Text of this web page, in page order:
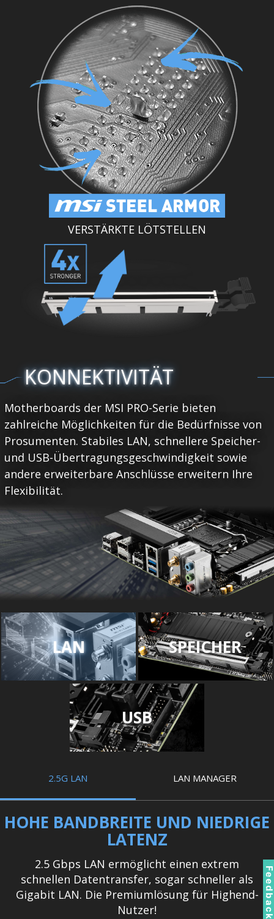
VERSTÄRKTE LÖTSTELLEN
KONNEKTIVITÄT
Motherboards der MSI PRO-Serie bieten
zahlreiche Möglichkeiten für die Bedürfnisse von
Prosumenten. Stabiles LAN, schnellere Speicher-
und USB-Übertragungsgeschwindigkeit sowie
andere erweiterbare Anschlüsse erweitern Ihre
Flexibilität.
LAN SPEICHER
USB
2.5G LAN LAN MANAGER
HOHE BANDBREITE UND NIEDRIGE
LATENZ
2.5 Gbps LAN ermöglicht einen extrem
schnellen Datentransfer, sogar schneller als
Gigabit LAN. Die Premiumlösung für Highend-
Nutzer!